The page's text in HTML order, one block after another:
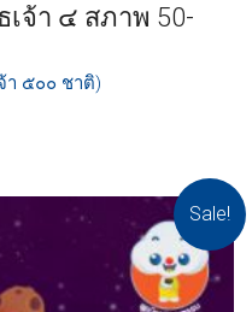
จ้า ๔ สภาพ 50-
า ๕๐๐ ชาติ)
Sale!